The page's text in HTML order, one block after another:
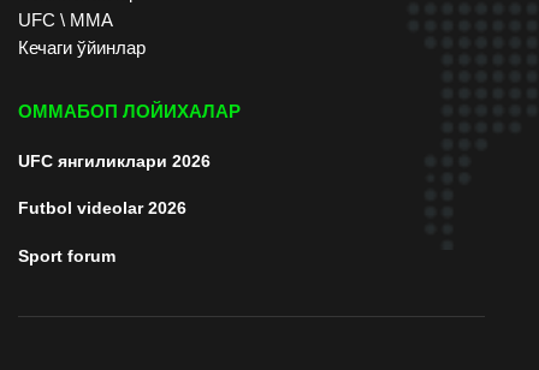
UFC \ ММА
Кечаги ўйинлар
ОММАБОП ЛОЙИХАЛАР
UFC янгиликлари 2026
Futbol videolar 2026
Sport forum